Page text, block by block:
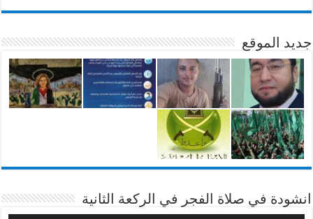
جديد الموقع
انشودة في صلاة الفجر في الركعة الثانية